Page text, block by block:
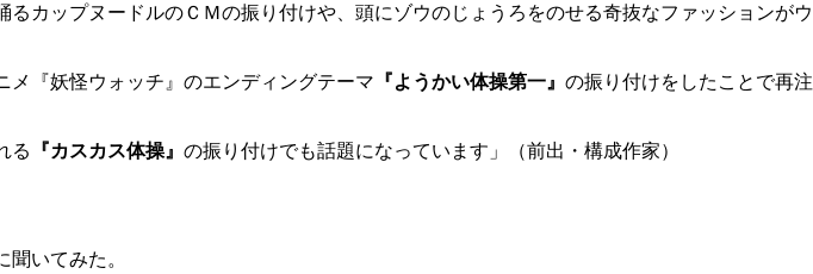
カップヌードルのＣＭの振り付けや、頭にゾウのじょうろをのせる奇抜なファッションがウ
メ『妖怪ウォッチ』のエンディングテーマ 『ようかい体操第一』 の振り付けをしたことで再注
る 『カスカス体操』 の振り付けでも話題になっています」（前出・構成作家）
いてみた。